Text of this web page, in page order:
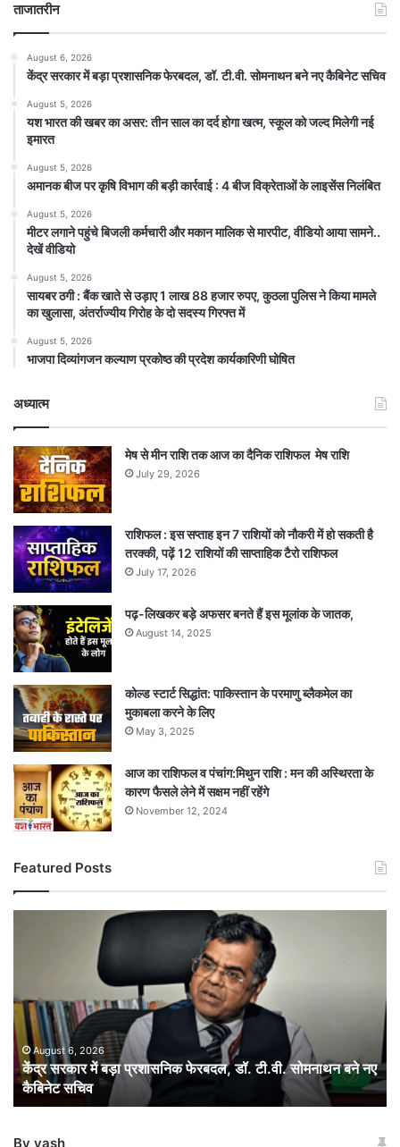
ताजातरीन
August 6, 2026
केंद्र सरकार में बड़ा प्रशासनिक फेरबदल, डॉ. टी.वी. सोमनाथन बने नए कैबिनेट सचिव
August 5, 2026
यश भारत की खबर का असर: तीन साल का दर्द होगा खत्म, स्कूल को जल्द मिलेगी नई
इमारत
August 5, 2026
अमानक बीज पर कृषि विभाग की बड़ी कार्रवाई : 4 बीज विक्रेताओं के लाइसेंस निलंबित
August 5, 2026
मीटर लगाने पहुंचे बिजली कर्मचारी और मकान मालिक से मारपीट, वीडियो आया सामने..
देखें वीडियो
August 5, 2026
सायबर ठगी : बैंक खाते से उड़ाए 1 लाख 88 हजार रुपए, कुठला पुलिस ने किया मामले
का खुलासा, अंतर्राज्यीय गिरोह के दो सदस्य गिरफ्त में
August 5, 2026
भाजपा दिव्यांगजन कल्याण प्रकोष्ठ की प्रदेश कार्यकारिणी घोषित
अध्यात्म
मेष से मीन राशि तक आज का दैनिक राशिफल मेष राशि
July 29, 2026
राशिफल : इस सप्ताह इन 7 राशियों को नौकरी में हो सकती है
तरक्की, पढ़ें 12 राशियों की साप्ताहिक टैरो राशिफल
July 17, 2026
पढ़-लिखकर बड़े अफसर बनते हैं इस मूलांक के जातक,
August 14, 2025
कोल्ड स्टार्ट सिद्धांत: पाकिस्तान के परमाणु ब्लैकमेल का
मुकाबला करने के लिए
May 3, 2025
आज का राशिफल व पंचांग:मिथुन राशि : मन की अस्थिरता के
कारण फैसले लेने में सक्षम नहीं रहेंगे
November 12, 2024
Featured Posts
फेरबदल,
डॉ.
टी.वी.
सोमनाथन
बने
नए
सचिव
August 6, 2026
केंद्र सरकार में बड़ा प्रशासनिक फेरबदल, डॉ. टी.वी. सोमनाथन बने नए
कैबिनेट सचिव
By yash